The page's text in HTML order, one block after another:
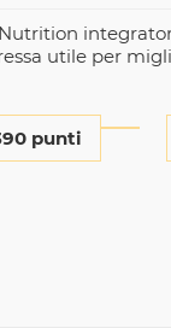
utile per
punti